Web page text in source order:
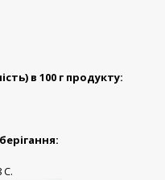
в 100 г продукту:
С.